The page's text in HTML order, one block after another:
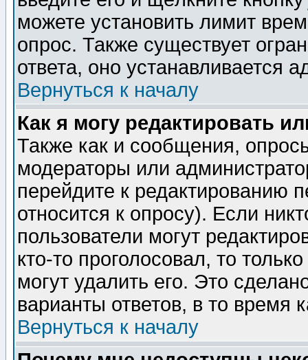
можете установить лимит
опрос. Также существует
ответа, оно устанавливается
Вернуться к началу
Как я могу редактировать
Также как и сообщения,
модераторы или
перейдите к редактированию
относится к опросу). Если
пользователи могут
кто-то проголосовал, то
могут удалить его. Это
варианты ответов, в то время
Вернуться к началу